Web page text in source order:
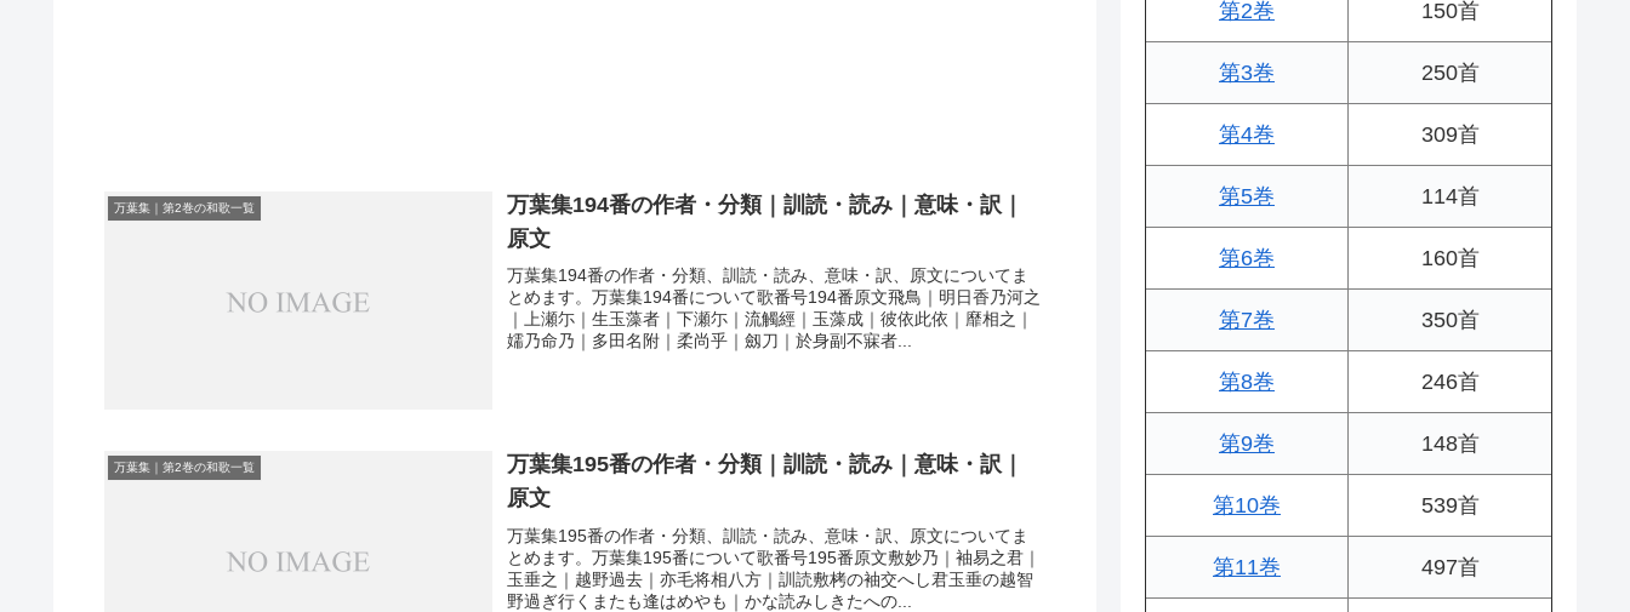
万葉集｜第2巻の和歌一覧
万葉集194番の作者・分類｜訓読・読み｜意味・訳｜
原文
万葉集194番の作者・分類、訓読・読み、意味・訳、原文についてま
とめます。万葉集194番について歌番号194番原文飛鳥｜明日香乃河之
｜上瀬尓｜生玉藻者｜下瀬尓｜流觸經｜玉藻成｜彼依此依｜靡相之｜
嬬乃命乃｜多田名附｜柔尚乎｜劔刀｜於身副不寐者...
万葉集｜第2巻の和歌一覧
万葉集195番の作者・分類｜訓読・読み｜意味・訳｜
原文
万葉集195番の作者・分類、訓読・読み、意味・訳、原文についてま
とめます。万葉集195番について歌番号195番原文敷妙乃｜袖易之君｜
玉垂之｜越野過去｜亦毛将相八方｜訓読敷栲の袖交へし君玉垂の越智
野過ぎ行くまたも逢はめやも｜かな読みしきたへの...
第2巻 150首
第3巻 250首
第4巻 309首
第5巻 114首
第6巻 160首
第7巻 350首
第8巻 246首
第9巻 148首
第10巻 539首
第11巻 497首